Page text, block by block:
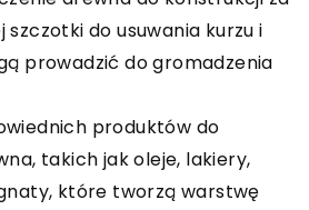
do usuwania kurzu i
prowadzić do gromadzenia
produktów do
takich jak oleje, lakiery,
które tworzą warstwę